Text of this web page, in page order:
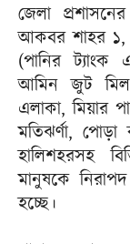
জেলা
আকবর শাহর ১,
(পানির ট্যাংক
আমিন জুট মিল
এলাকা, মিয়ার
মতিঝর্ণা,
হালিশহরসহ
মানুষকে
হচ্ছে।